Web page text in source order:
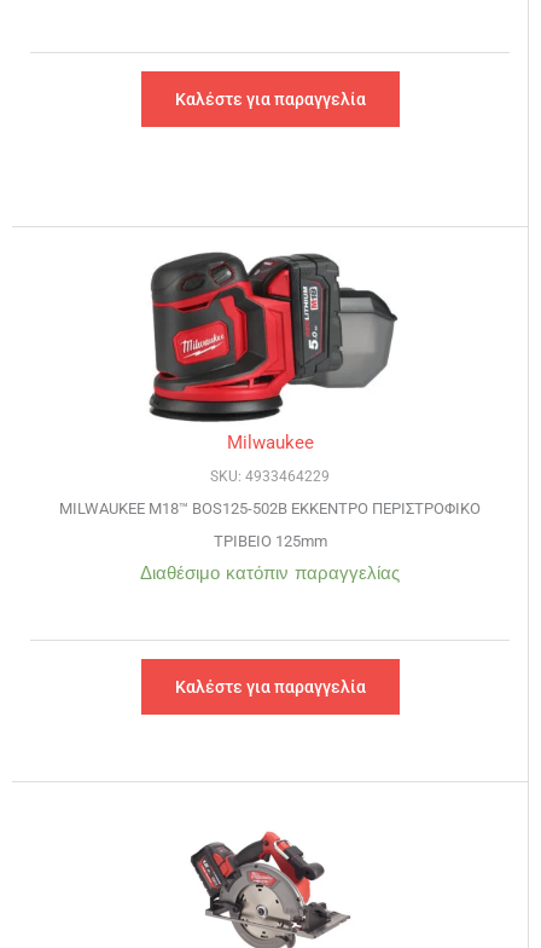
Καλέστε για παραγγελία
Milwaukee
SKU: 4933464229
MILWAUKEE M18™ BOS125-502B ΕΚΚΕΝΤΡΟ ΠΕΡΙΣΤΡΟΦΙΚΟ
ΤΡΙΒΕΙΟ 125mm
Διαθέσιμο κατόπιν παραγγελίας
Καλέστε για παραγγελία